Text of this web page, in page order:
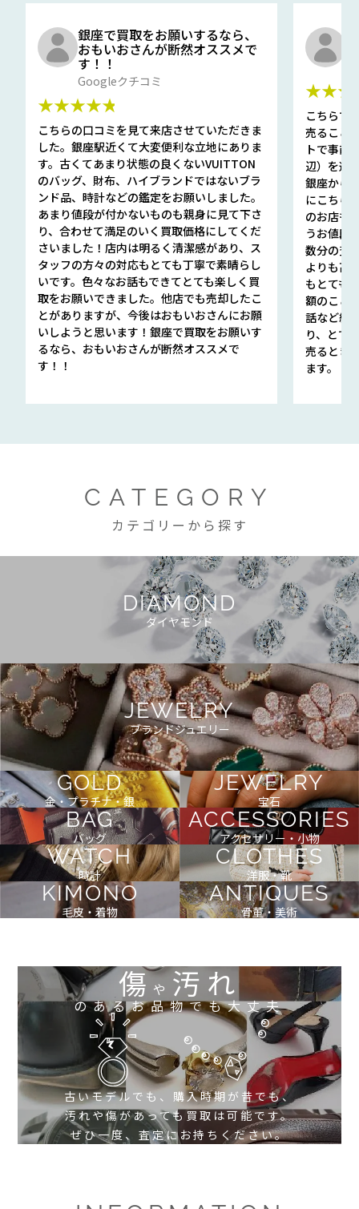
銀座で買取をお願いするなら、
おもいおさんが断然オススメで
す！！
Googleクチコミ
★★★★★
こちらの口コミを見て来店させていただきま
した。銀座駅近くて大変便利な立地にありま
す。古くてあまり状態の良くないVUITTON
のバッグ、財布、ハイブランドではないブラ
ンド品、時計などの鑑定をお願いしました。
あまり値段が付かないものも親身に見て下さ
り、合わせて満足のいく買取価格にしてくだ
さいました！店内は明るく清潔感があり、ス
タッフの方々の対応もとても丁寧で素晴らし
いです。色々なお話もできてとても楽しく買
取をお願いできました。他店でも売却したこ
とがありますが、今後はおもいおさんにお願
いしようと思います！銀座で買取をお願いす
るなら、おもいおさんが断然オススメで
す！！
こちらで
売ること
トで事前
辺）を選
銀座から
にこちら
のお店も
うお値段
数分の査
よりも高
もとても
額のこと
話など細
り、とて
売るとき
ます。
CATEGORY
カテゴリーから探す
DIAMOND
ダイヤモンド
JEWELRY
ブランドジュエリー
GOLD
金・プラチナ・銀
JEWELRY
宝石
BAG
バッグ
ACCESSORIES
アクセサリー・小物
WATCH
時計
CLOTHES
洋服・靴
KIMONO
毛皮・着物
ANTIQUES
骨董・美術
傷や 汚れ
のあるお品物でも大丈夫
古いモデルでも、購入時期が昔でも、
汚れや傷があっても買取は可能です。
ぜひ一度、査定にお持ちください。